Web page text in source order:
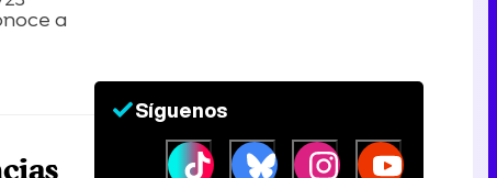
a
Síguenos